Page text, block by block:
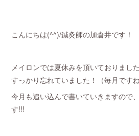
こんにちは(^^)/鍼灸師の加倉井です！
メイロンでは夏休みを頂いておりまし
すっかり忘れていました！（毎月です
今月も追い込んで書いていきますので
す!!!